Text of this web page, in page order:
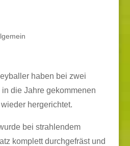
haben bei zwei
die Jahre gekommenen
hergerichtet.
bei strahlendem
komplett durchgefräst und